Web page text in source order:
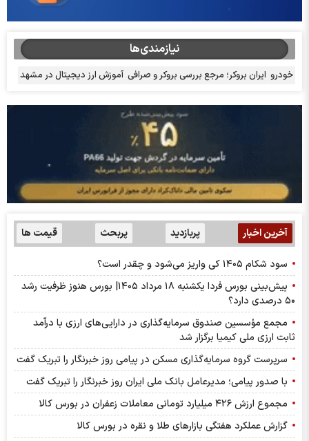
نیازمندی‌ها
خودرو ایران بروکر؛ مرجع بررسی بروکر و صرافی آموزش ارز دیجیتال در مشهد
آخرین اخبار پربازدید پربحث قیمت ها
سود شکام ۱۴۰۵ کی واریز می‌شود و چقدر است؟
پیش‌بینی بورس فردا یکشنبه ۱۸ مرداد ۱۴۰۵| بورس هنوز ظرفیت رشد
۵۰ درصدی دارد؟
مجمع مؤسسین صندوق سرمایه‌گذاری در دارایی‌های ارزی با درآمد
ثابت ارزی ملی کیمیا برگزار شد
سرپرست گروه سرمایه‌گذاری مسکن در پیامی روز خبرنگار را تبریک گفت
با صدور پیامی؛ مدیرعامل بانک ملی ایران روز خبرنگار را تبریک گفت
مجموع ارزش ۴۲۶ میلیارد تومانی معاملات زعفران در بورس کالا
گزارش عملکرد هفتگی بازارهای طلا و نقره در بورس کالا